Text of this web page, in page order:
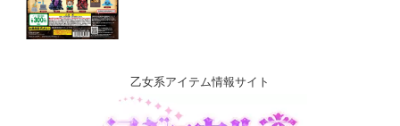
乙女系アイテム情報サイト